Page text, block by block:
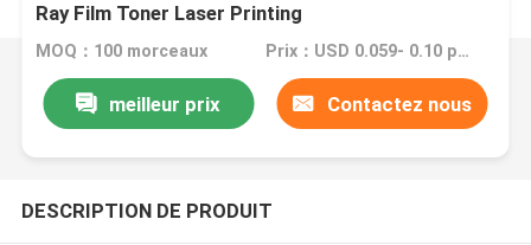
Ray Film Toner Laser Printing
MOQ：100 morceaux Prix：USD 0.059- 0.10 per sheet
meilleur prix Contactez nous
DESCRIPTION DE PRODUIT